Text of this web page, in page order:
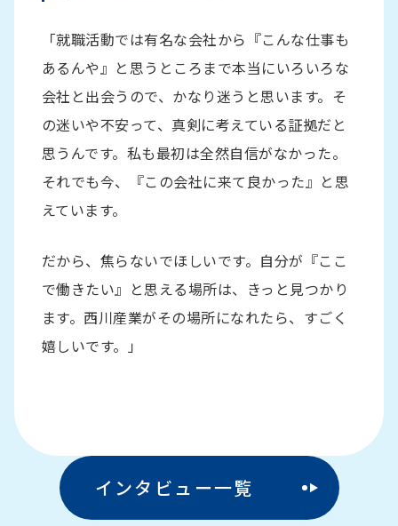
「就職活動では有名な会社から『こんな仕事も
あるんや』と思うところまで本当にいろいろな
会社と出会うので、かなり迷うと思います。そ
の迷いや不安って、真剣に考えている証拠だと
思うんです。私も最初は全然自信がなかった。
それでも今、『この会社に来て良かった』と思
えています。
だから、焦らないでほしいです。自分が『ここ
で働きたい』と思える場所は、きっと見つかり
ます。西川産業がその場所になれたら、すごく
嬉しいです。」
インタビュー一覧